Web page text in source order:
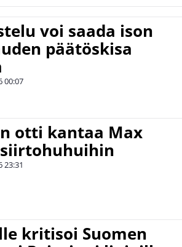
voi saada ison
päätöskisa
00:07
otti kantaa Max
23:31
kritisoi Suomen